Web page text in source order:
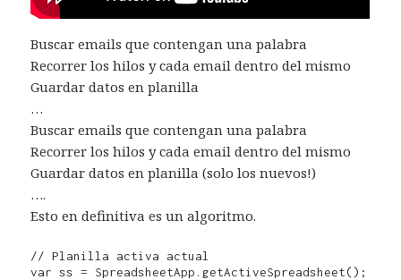
Buscar emails que contengan una palabra
Recorrer los hilos y cada email dentro del mismo
Guardar datos en planilla
…
Buscar emails que contengan una palabra
Recorrer los hilos y cada email dentro del mismo
Guardar datos en planilla (solo los nuevos!)
….
Esto en definitiva es un algoritmo.
// Planilla activa actual
var ss = SpreadsheetApp.getActiveSpreadsheet();